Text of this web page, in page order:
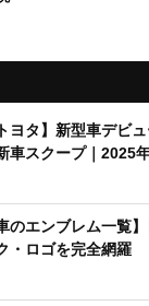
トヨタ】新型車デビ
車スクープ｜2025
車のエンブレム一覧
・ロゴを完全網羅